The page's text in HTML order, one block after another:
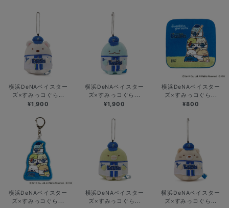
横浜DeNAベイスター
ズ×すみっコぐら...
¥1,900
横浜DeNAベイスター
ズ×すみっコぐら...
¥1,900
横浜DeNAベイスター
ズ×すみっコぐら...
¥800
横浜DeNAベイスター
ズ×すみっコぐら...
横浜DeNAベイスター
ズ×すみっコぐら...
横浜DeNAベイスター
ズ×すみっコぐら...